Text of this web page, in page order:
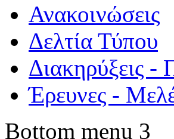
Ανακοινώσεις
Δελτία Τύπου
Διακηρύξεις -
Έρευνες -
Bottom menu 3